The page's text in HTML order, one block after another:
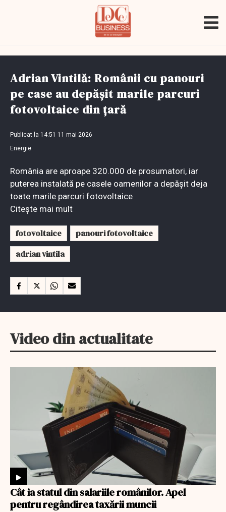
Adrian Vintilă: Românii cu panouri
pe case au depășit marile parcuri
fotovoltaice din țară
Publicat la 14:51 11 mai 2026
Energie
România are aproape 320.000 de prosumatori, iar
puterea instalată pe casele oamenilor a depășit deja
toate marile parcuri fotovoltaice
Citește mai mult
fotovoltaice
panouri fotovoltaice
adrian vintila
Video din actualitate
Cât ia statul din salariile românilor. Apel
pentru regândirea taxării muncii